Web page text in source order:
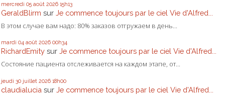
mercredi 05 août 2026 15h13
GeraldBlirm sur Je commence toujours par le ciel Vie d'Alfred...
В этом случае вам надо: 80% заказов отгружаем в день...
mardi 04 août 2026 00h34
RichardEmity sur Je commence toujours par le ciel Vie d'Alfred...
Состояние пациента отслеживается на каждом этапе, от...
jeudi 30 juillet 2026 18h00
claudialucia sur Je commence toujours par le ciel Vie d'Alfred...